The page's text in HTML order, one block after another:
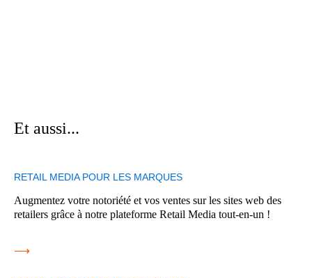
Et aussi...
RETAIL MEDIA POUR LES MARQUES
Augmentez votre notoriété et vos ventes sur les sites web des
retailers grâce à notre plateforme Retail Media tout-en-un !
⟶